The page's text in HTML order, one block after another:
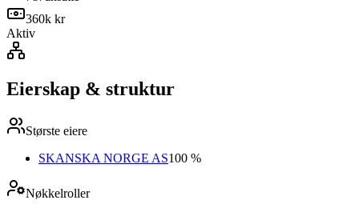
360k kr
Aktiv
Eierskap & struktur
Største eiere
SKANSKA NORGE AS100 %
Nøkkelroller